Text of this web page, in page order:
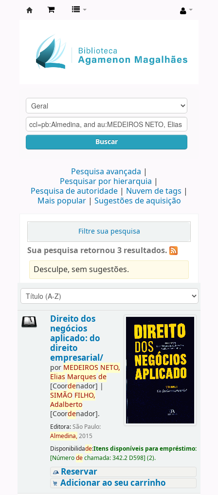
Agamenon
Magalhães
Buscar
Pesquisa avançada
Pesquisar por hierarquia
Pesquisa de autoridade
Nuvem de tags
Mais popular
Sugestões de aquisição
Filtre sua pesquisa
Sua pesquisa retornou 3 resultados.
Desculpe, sem sugestões.
Direito dos
negócios
aplicado: do
direito
empresarial/
por MEDEIROS NETO,
Elias Marques de
[Coordenador] |
SIMÃO FILHO,
Adalberto
[Coordenador].
Editora:São Paulo:
Almedina,2015
Disponibilidade:Itens disponíveis para empréstimo:
[Númerodechamada:342.2 D598] (2).
Reservar
Adicionar ao seu carrinho